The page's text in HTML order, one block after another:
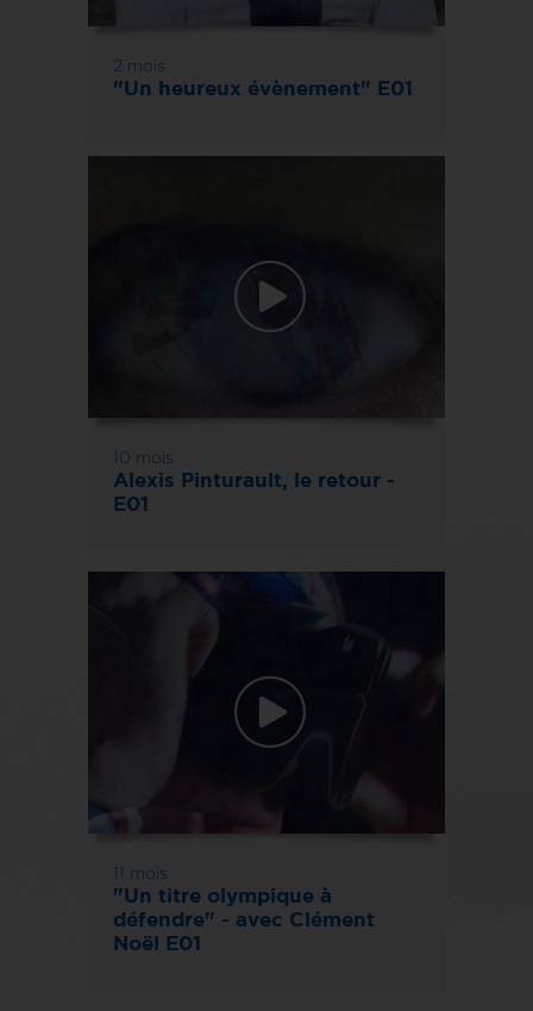
2 mois
"Un heureux évènement" E01
10 mois
Alexis Pinturault, le retour -
E01
11 mois
"Un titre olympique à
défendre" - avec Clément
Noël E01